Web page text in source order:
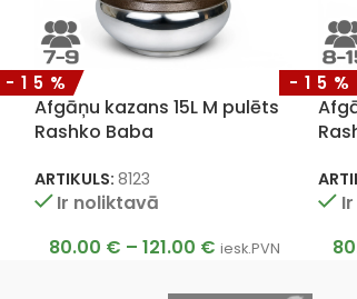
-15%
Afgāņu kazans 15L M pulēts
Rashko Baba
ARTIKULS: 8123
Ir noliktavā
80.00 € – 121.00 € iesk.PVN
-15%